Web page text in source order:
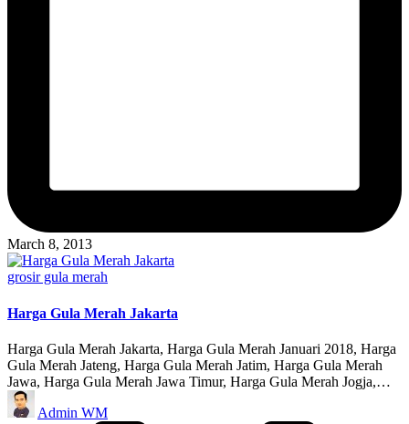
March 8, 2013
Posted
grosir gula merah
Harga Gula Merah Jakarta
Harga Gula Merah Jakarta, Harga Gula Merah Januari 2018, Harga
Gula Merah Jateng, Harga Gula Merah Jatim, Harga Gula Merah
Jawa, Harga Gula Merah Jawa Timur, Harga Gula Merah Jogja,…
Posted
by
Admin WM